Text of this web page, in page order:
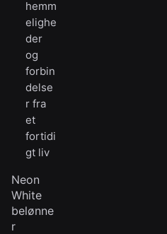
hemm
elighe
der
og
forbin
delse
r fra
et
fortidi
gt liv
Neon
White
belønne
r